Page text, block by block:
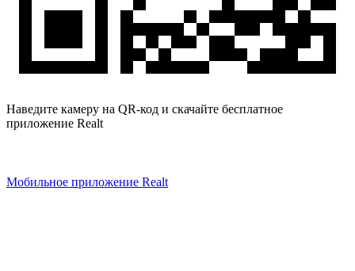
Наведите камеру на QR-код и скачайте бесплатное
приложение Realt
Мобильное приложение Realt